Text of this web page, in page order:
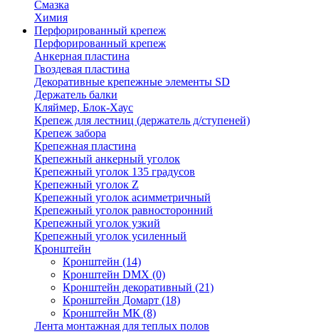
Смазка
Химия
Перфорированный крепеж
Перфорированный крепеж
Анкерная пластина
Гвоздевая пластина
Декоративные крепежные элементы SD
Держатель балки
Кляймер, Блок-Хаус
Крепеж для лестниц (держатель д/ступеней)
Крепеж забора
Крепежная пластина
Крепежный анкерный уголок
Крепежный уголок 135 градусов
Крепежный уголок Z
Крепежный уголок асимметричный
Крепежный уголок равносторонний
Крепежный уголок узкий
Крепежный уголок усиленный
Кронштейн
Кронштейн (14)
Кронштейн DMX (0)
Кронштейн декоративный (21)
Кронштейн Домарт (18)
Кронштейн МК (8)
Лента монтажная для теплых полов